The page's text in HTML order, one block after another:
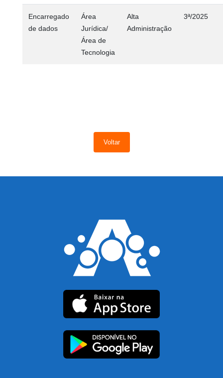
Encarregado
de dados
Área
Jurídica/
Área de
Tecnologia
Alta
Administração
3ª/2025
Voltar